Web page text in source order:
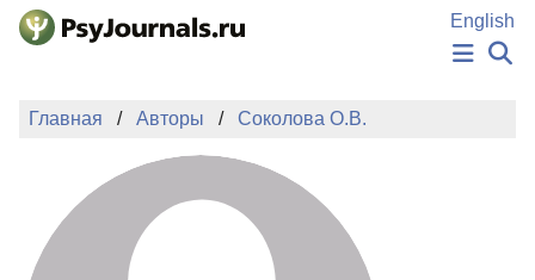
Перейти к основному содержанию
English
НОВОСТИ
АВТОРЫ
ПОДАТЬ РУКОПИСЬ
БАЗА ЗНАНИЙ
КЛЮЧЕВЫЕ СЛОВА
Регистрация
Главная Авторы Соколова О.В.